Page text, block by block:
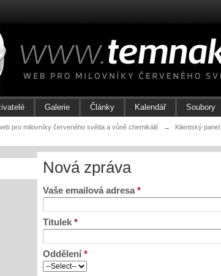
Galerie Články Kalendář Soubory
pro milovníky červeného světla a vůně chemikálií → Klientský panel
Nová zpráva
Vaše emailová adresa*
Titulek*
Oddělení*